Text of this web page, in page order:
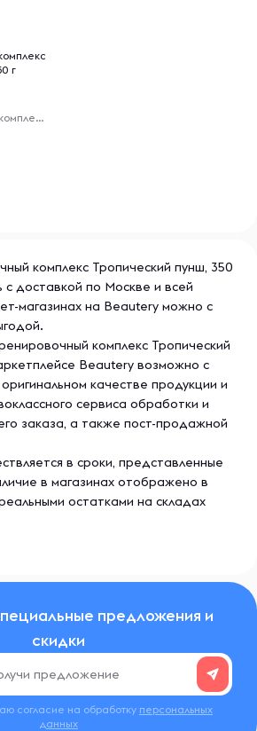
г
Предтренировочные комплексы
комплекс Тропический пунш, 350
с доставкой по Москве и всей
магазинах на Beautery можно с
комплекс Тропический
Beautery возможно с
качестве продукции и
сервиса обработки и
заказа, а также пост-продажной
в сроки, представленные
в магазинах отображено в
остатками на складах
предложения и
скидки
согласие на обработку персональных
данных